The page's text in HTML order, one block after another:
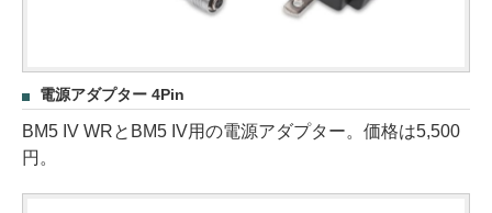
電源アダプター 4Pin
BM5 IV WRとBM5 IV用の電源アダプター。価格は5,500
円。